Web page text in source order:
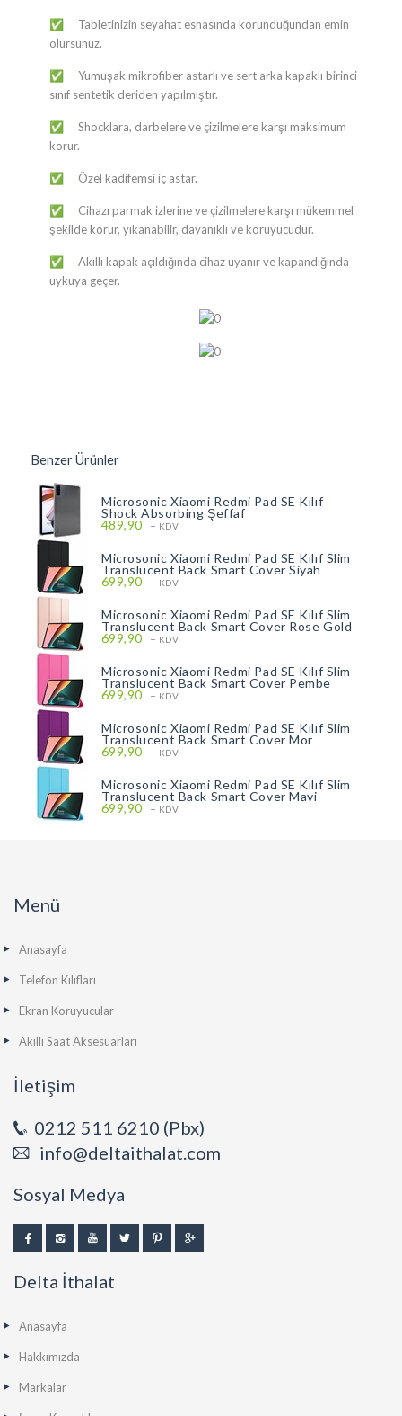
✅ Tabletinizin seyahat esnasında korunduğundan emin
olursunuz.
✅ Yumuşak mikrofiber astarlı ve sert arka kapaklı birinci
sınıf sentetik deriden yapılmıştır.
✅ Shocklara, darbelere ve çizilmelere karşı maksimum
korur.
✅ Özel kadifemsi iç astar.
✅ Cihazı parmak izlerine ve çizilmelere karşı mükemmel
şekilde korur, yıkanabilir, dayanıklı ve koruyucudur.
✅ Akıllı kapak açıldığında cihaz uyanır ve kapandığında
uykuya geçer.
Benzer Ürünler
Microsonic Xiaomi Redmi Pad SE Kılıf
Shock Absorbing Şeffaf
489,90 + KDV
Microsonic Xiaomi Redmi Pad SE Kılıf Slim
Translucent Back Smart Cover Siyah
699,90 + KDV
Microsonic Xiaomi Redmi Pad SE Kılıf Slim
Translucent Back Smart Cover Rose Gold
699,90 + KDV
Microsonic Xiaomi Redmi Pad SE Kılıf Slim
Translucent Back Smart Cover Pembe
699,90 + KDV
Microsonic Xiaomi Redmi Pad SE Kılıf Slim
Translucent Back Smart Cover Mor
699,90 + KDV
Microsonic Xiaomi Redmi Pad SE Kılıf Slim
Translucent Back Smart Cover Mavi
699,90 + KDV
Menü
Anasayfa
Telefon Kılıfları
Ekran Koruyucular
Akıllı Saat Aksesuarları
İletişim
0212 511 6210 (Pbx)
info@deltaithalat.com
Sosyal Medya
Delta İthalat
Anasayfa
Hakkımızda
Markalar